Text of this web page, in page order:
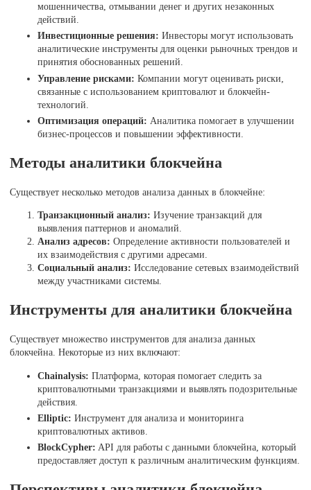
мошенничества, отмывании денег и других незаконных
действий.
Инвестиционные решения: Инвесторы могут использовать
аналитические инструменты для оценки рыночных трендов и
принятия обоснованных решений.
Управление рисками: Компании могут оценивать риски,
связанные с использованием криптовалют и блокчейн-
технологий.
Оптимизация операций: Аналитика помогает в улучшении
бизнес-процессов и повышении эффективности.
Методы аналитики блокчейна
Существует несколько методов анализа данных в блокчейне:
Транзакционный анализ: Изучение транзакций для
выявления паттернов и аномалий.
Анализ адресов: Определение активности пользователей и
их взаимодействия с другими адресами.
Социальный анализ: Исследование сетевых взаимодействий
между участниками системы.
Инструменты для аналитики блокчейна
Существует множество инструментов для анализа данных
блокчейна. Некоторые из них включают:
Chainalysis: Платформа, которая помогает следить за
криптовалютными транзакциями и выявлять подозрительные
действия.
Elliptic: Инструмент для анализа и мониторинга
криптовалютных активов.
BlockCypher: API для работы с данными блокчейна, который
предоставляет доступ к различным аналитическим функциям.